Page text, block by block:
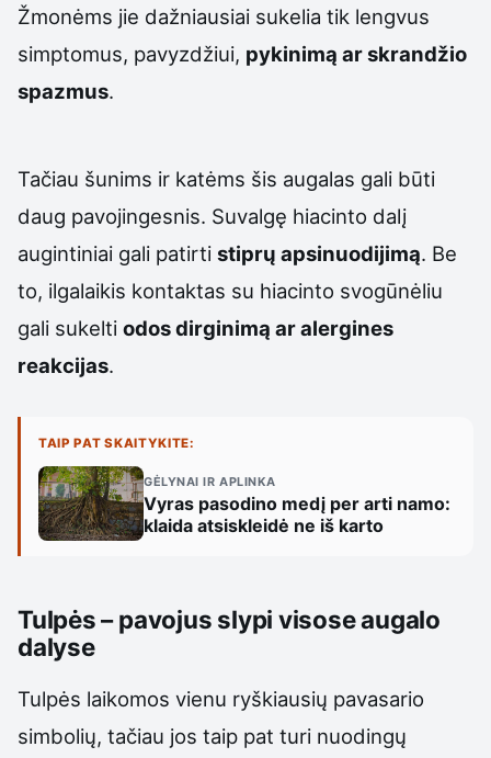
Žmonėms jie dažniausiai sukelia tik lengvus
simptomus, pavyzdžiui, pykinimą ar skrandžio
spazmus.
Tačiau šunims ir katėms šis augalas gali būti
daug pavojingesnis. Suvalgę hiacinto dalį
augintiniai gali patirti stiprų apsinuodijimą. Be
to, ilgalaikis kontaktas su hiacinto svogūnėliu
gali sukelti odos dirginimą ar alergines
reakcijas.
TAIP PAT SKAITYKITE:
GĖLYNAI IR APLINKA
Vyras pasodino medį per arti namo:
klaida atsiskleidė ne iš karto
Tulpės – pavojus slypi visose augalo
dalyse
Tulpės laikomos vienu ryškiausių pavasario
simbolių, tačiau jos taip pat turi nuodingų